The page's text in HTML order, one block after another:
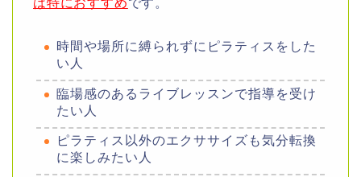
は特におすすめです。
時間や場所に縛られずにピラティスをした
い人
臨場感のあるライブレッスンで指導を受け
たい人
ピラティス以外のエクササイズも気分転換
に楽しみたい人